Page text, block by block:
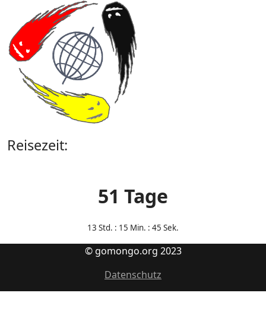
Reisezeit:
51 Tage
13 Std. : 15 Min. : 45 Sek.
© gomongo.org 2023
Datenschutz